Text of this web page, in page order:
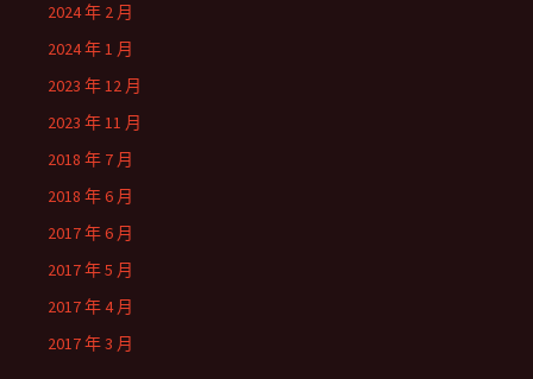
2024 年 2 月
2024 年 1 月
2023 年 12 月
2023 年 11 月
2018 年 7 月
2018 年 6 月
2017 年 6 月
2017 年 5 月
2017 年 4 月
2017 年 3 月